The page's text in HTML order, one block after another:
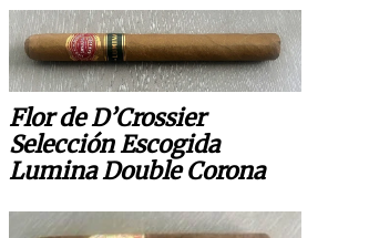
Flor de D’Crossier
Selección Escogida
Lumina Double Corona